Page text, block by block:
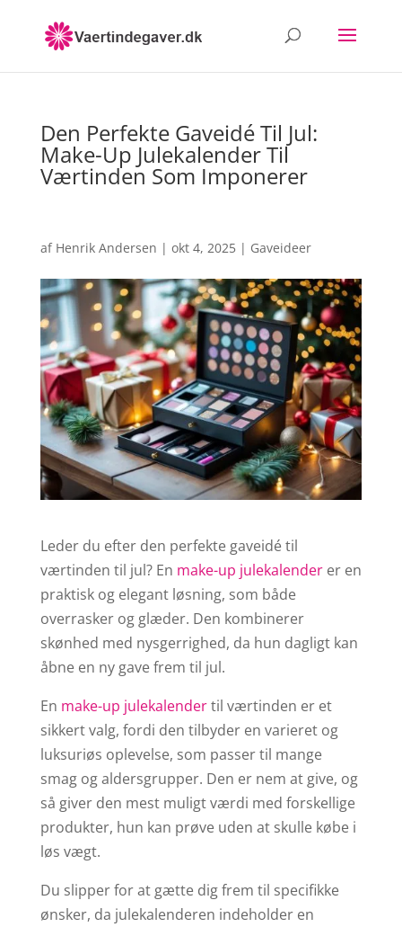
Den Perfekte Gaveidé Til Jul:
Make-Up Julekalender Til
Værtinden Som Imponerer
af Henrik Andersen | okt 4, 2025| Gaveideer
Leder du efter den perfekte gaveidé til
værtinden til jul? En make-up julekalenderer en
praktisk og elegant løsning, som både
overrasker og glæder. Den kombinerer
skønhed med nysgerrighed, da hun dagligt kan
åbne en ny gave frem til jul.
En make-up julekalendertil værtinden er et
sikkert valg, fordi den tilbyder en varieret og
luksuriøs oplevelse, som passer til mange
smag og aldersgrupper. Den er nem at give, og
så giver den mest muligt værdi med forskellige
produkter, hun kan prøve uden at skulle købe i
løs vægt.
Du slipper for at gætte dig frem til specifikke
ønsker, da julekalenderen indeholder en